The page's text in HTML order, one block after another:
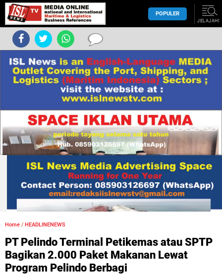
POPULER
JELAJAHI
Home / HEADLINENEWS
PT Pelindo Terminal Petikemas atau SPTP
Bagikan 2.000 Paket Makanan Lewat
Program Pelindo Berbagi